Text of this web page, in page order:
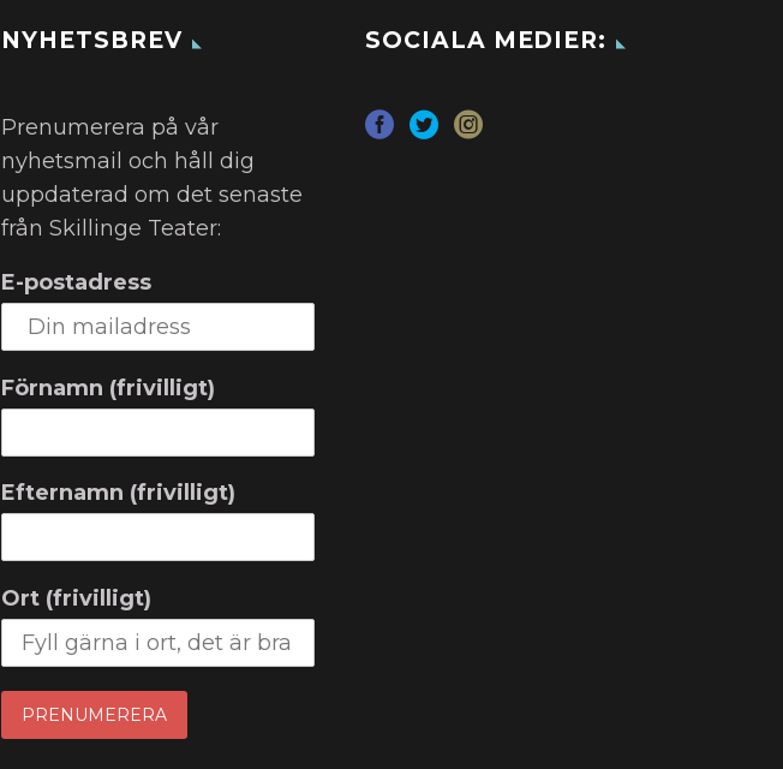
NYHETSBREV
Prenumerera på vår
nyhetsmail och håll dig
uppdaterad om det senaste
från Skillinge Teater:
E-postadress
Förnamn (frivilligt)
Efternamn (frivilligt)
Ort (frivilligt)
SOCIALA MEDIER: